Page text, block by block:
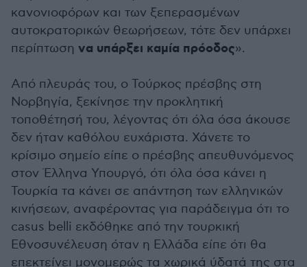
κανονιοφόρων και των ξεπερασμένων
αυτοκρατορικών θεωρήσεων, τότε δεν υπάρχει
περίπτωση να υπάρξει καμία πρόοδος».
Από πλευράς του, ο Τούρκος πρέσβης στη
Νορβηγία, ξεκίνησε την προκλητική
τοποθέτησή του, λέγοντας ότι όλα όσα άκουσε
δεν ήταν καθόλου ευχάριστα. Χάνετε το
κρίσιμο σημείο είπε ο πρέσβης απευθυνόμενος
στον Έλληνα Υπουργό, ότι όλα όσα κάνει η
Τουρκία τα κάνει σε απάντηση των ελληνικών
κινήσεων, αναφέροντας για παράδειγμα ότι το
casus belli εκδόθηκε από την τουρκική
Εθνοσυνέλευση όταν η Ελλάδα είπε ότι θα
επεκτείνει μονομερώς τα χωρικά ύδατά της στα